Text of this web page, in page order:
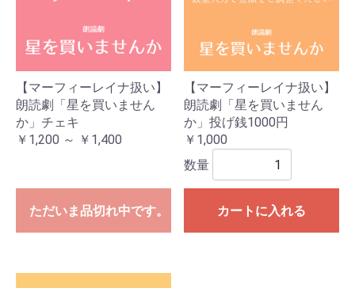
【マーフィーレイナ扱い】
朗読劇「星を買いません
か」チェキ
￥1,200 ～ ￥1,400
ただいま品切れ中です。
【マーフィーレイナ扱い】
朗読劇「星を買いません
か」投げ銭1000円
￥1,000
数量
カートに入れる